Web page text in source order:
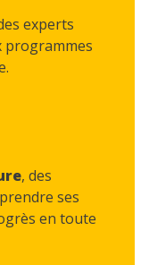
experts
programmes
, des
ses
en toute